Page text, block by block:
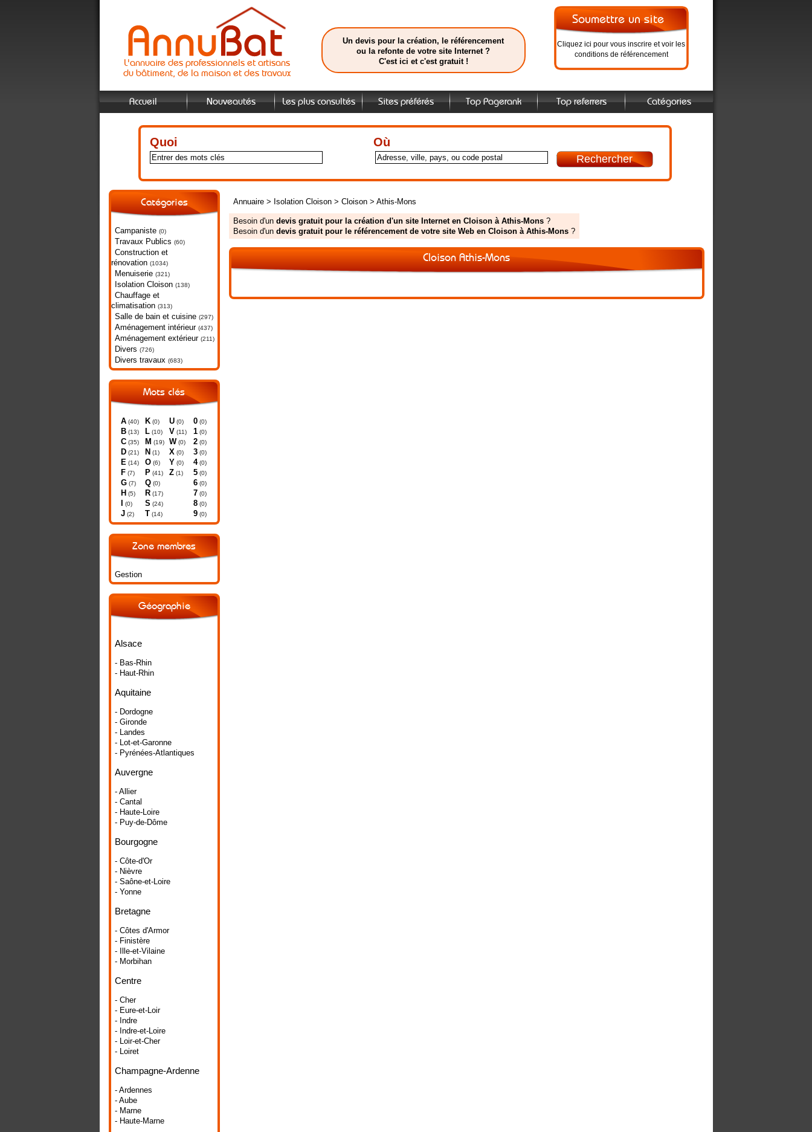
L'annuaire des professionnels et artisans
du bâtiment, de la maison et des travaux
Un devis pour la création, le référencement
ou la refonte de votre site Internet ?
C'est ici et c'est gratuit !
Cliquez ici pour vous inscrire et voir les
conditions de référencement
Accueil Nouveautés Les plus consultés Sites préférés Top Pagerank Top referrers Catégories
Quoi Où
Catégories
Campaniste (0)
Travaux Publics (60)
Construction et
rénovation (1034)
Menuiserie (321)
Isolation Cloison (138)
Chauffage et
climatisation (313)
Salle de bain et cuisine (297)
Aménagement intérieur (437)
Aménagement extérieur (211)
Divers (726)
Divers travaux (683)
Mots clés
A(40)
B(13)
C(35)
D(21)
E (14)
F(7)
G(7)
H (5)
(0)
J(2)
K(0)
L(10)
M (19)
N (1)
O(6)
P(41)
Q(0)
R(17)
S (24)
T (14)
U(0)
V (11)
W(0)
X (0)
Y (0)
Z(1)
0(0)
1(0)
2(0)
3(0)
4(0)
5(0)
6(0)
7(0)
8(0)
9(0)
Zone membres
Gestion
Géographie
Alsace
- Bas-Rhin
- Haut-Rhin
Aquitaine
- Dordogne
- Gironde
- Landes
- Lot-et-Garonne
- Pyrénées-Atlantiques
Auvergne
- Allier
- Cantal
- Haute-Loire
- Puy-de-Dôme
Bourgogne
- Côte-d'Or
- Nièvre
- Saône-et-Loire
- Yonne
Bretagne
- Côtes d'Armor
- Finistère
- Ille-et-Vilaine
- Morbihan
Centre
- Cher
- Eure-et-Loir
- Indre
- Indre-et-Loire
- Loir-et-Cher
- Loiret
Champagne-Ardenne
- Ardennes
- Aube
- Marne
- Haute-Marne
Annuaire> Isolation Cloison> Cloison> Athis-Mons
Besoin d'un devis gratuit pour la création d'un site Internet en Cloison à Athis-Mons?
Besoin d'un devis gratuit pour le référencement de votre site Web en Cloison à Athis-Mons?
Cloison Athis-Mons